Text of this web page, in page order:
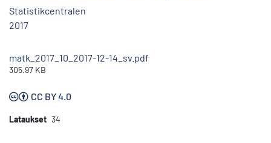
Statistikcentralen
2017
matk_2017_10_2017-12-14_sv.pdf
305.97 KB
CC BY 4.0
Lataukset 34